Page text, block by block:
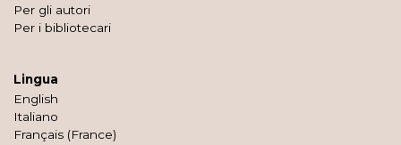
Per gli autori
Per i bibliotecari
Lingua
English
Italiano
Français (France)